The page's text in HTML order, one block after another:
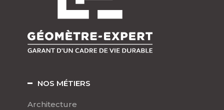
NOS MÉTIERS
Architecture